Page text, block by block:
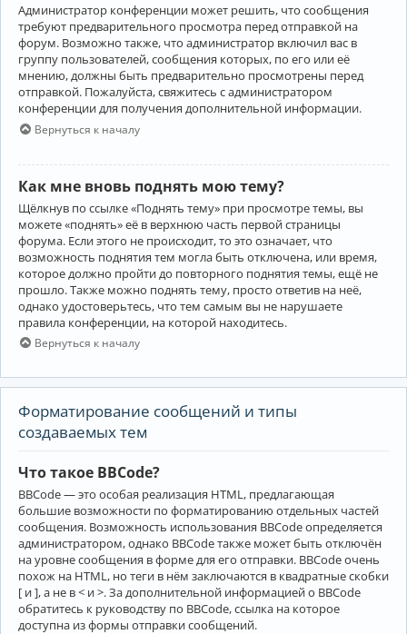
Администратор конференции может решить, что сообщения
требуют предварительного просмотра перед отправкой на
форум. Возможно также, что администратор включил вас в
группу пользователей, сообщения которых, по его или её
мнению, должны быть предварительно просмотрены перед
отправкой. Пожалуйста, свяжитесь с администратором
конференции для получения дополнительной информации.
Вернуться к началу
Как мне вновь поднять мою тему?
Щёлкнув по ссылке «Поднять тему» при просмотре темы, вы
можете «поднять» её в верхнюю часть первой страницы
форума. Если этого не происходит, то это означает, что
возможность поднятия тем могла быть отключена, или время,
которое должно пройти до повторного поднятия темы, ещё не
прошло. Также можно поднять тему, просто ответив на неё,
однако удостоверьтесь, что тем самым вы не нарушаете
правила конференции, на которой находитесь.
Вернуться к началу
Форматирование сообщений и типы
создаваемых тем
Что такое BBCode?
BBCode — это особая реализация HTML, предлагающая
большие возможности по форматированию отдельных частей
сообщения. Возможность использования BBCode определяется
администратором, однако BBCode также может быть отключён
на уровне сообщения в форме для его отправки. BBCode очень
похож на HTML, но теги в нём заключаются в квадратные скобки
[ и ], а не в < и >. За дополнительной информацией о BBCode
обратитесь к руководству по BBCode, ссылка на которое
доступна из формы отправки сообщений.